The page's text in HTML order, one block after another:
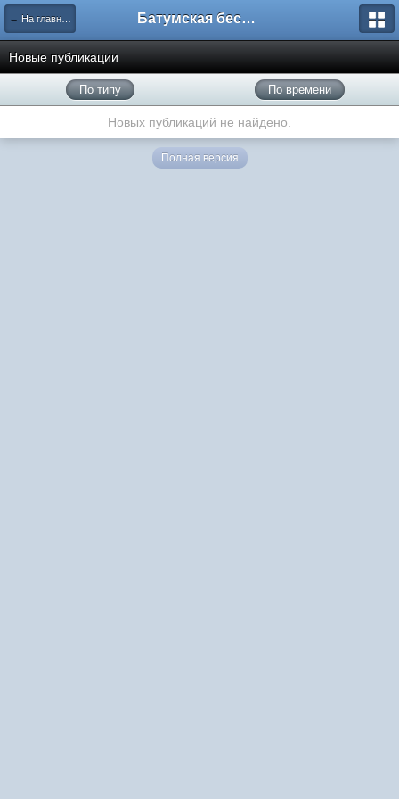
← На главную Батумская беседка
Новые публикации
По типу По времени
Новых публикаций не найдено.
Полная версия